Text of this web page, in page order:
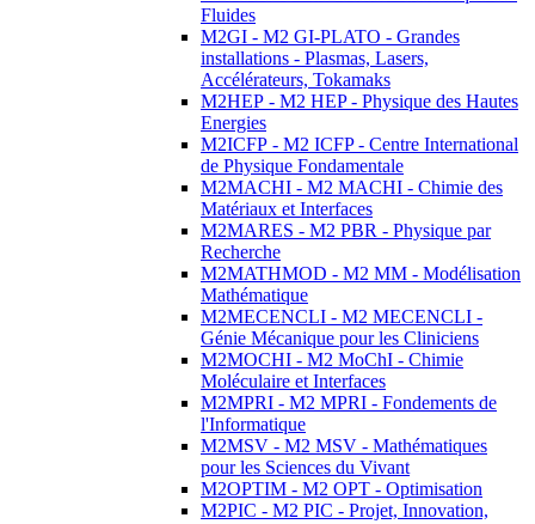
Fluides
M2GI - M2 GI-PLATO - Grandes
installations - Plasmas, Lasers,
Accélérateurs, Tokamaks
M2HEP - M2 HEP - Physique des Hautes
Energies
M2ICFP - M2 ICFP - Centre International
de Physique Fondamentale
M2MACHI - M2 MACHI - Chimie des
Matériaux et Interfaces
M2MARES - M2 PBR - Physique par
Recherche
M2MATHMOD - M2 MM - Modélisation
Mathématique
M2MECENCLI - M2 MECENCLI -
Génie Mécanique pour les Cliniciens
M2MOCHI - M2 MoChI - Chimie
Moléculaire et Interfaces
M2MPRI - M2 MPRI - Fondements de
l'Informatique
M2MSV - M2 MSV - Mathématiques
pour les Sciences du Vivant
M2OPTIM - M2 OPT - Optimisation
M2PIC - M2 PIC - Projet, Innovation,